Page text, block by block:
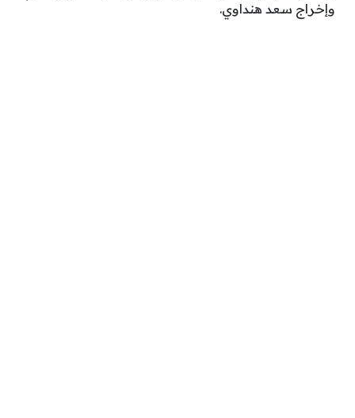
وإخراج سعد هنداوي.